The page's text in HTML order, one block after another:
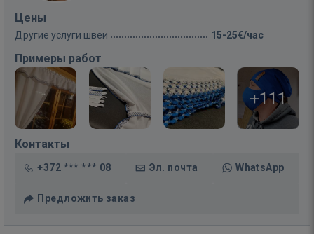
Цены
Другие услуги швеи 15-25€/час
Примеры работ
+111
Контакты
+372 *** *** 08 Эл. почта WhatsApp
Предложить заказ